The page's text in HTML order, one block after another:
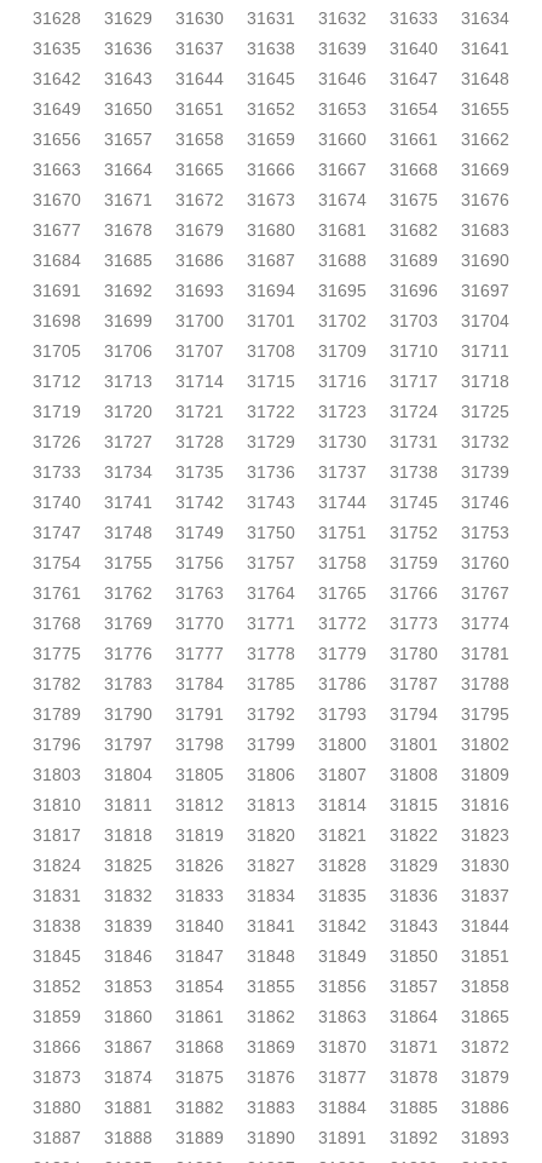
31628
31629 31630 31631 31632 31633
31634
31635
31636 31637 31638 31639 31640
31641
31642
31643 31644 31645 31646 31647
31648
31649
31650 31651 31652 31653 31654
31655
31656
31657 31658 31659 31660 31661
31662
31663
31664 31665 31666 31667 31668
31669
31670
31671 31672 31673 31674 31675
31676
31677
31678 31679 31680 31681 31682
31683
31684
31685 31686 31687 31688 31689
31690
31691
31692 31693 31694 31695 31696
31697
31698
31699 31700 31701 31702 31703
31704
31705
31706 31707 31708 31709 31710
31711
31712
31713 31714 31715 31716 31717
31718
31719
31720 31721 31722 31723 31724
31725
31726
31727 31728 31729 31730 31731
31732
31733
31734 31735 31736 31737 31738
31739
31740
31741 31742 31743 31744 31745
31746
31747
31748 31749 31750 31751 31752
31753
31754
31755 31756 31757 31758 31759
31760
31761
31762 31763 31764 31765 31766
31767
31768
31769 31770 31771 31772 31773
31774
31775
31776 31777 31778 31779 31780
31781
31782
31783 31784 31785 31786 31787
31788
31789
31790 31791 31792 31793 31794
31795
31796
31797 31798 31799 31800 31801
31802
31803
31804 31805 31806 31807 31808
31809
31810
31811 31812 31813 31814 31815
31816
31817
31818 31819 31820 31821 31822
31823
31824
31825 31826 31827 31828 31829
31830
31831
31832 31833 31834 31835 31836
31837
31838
31839 31840 31841 31842 31843
31844
31845
31846 31847 31848 31849 31850
31851
31852
31853 31854 31855 31856 31857
31858
31859
31860 31861 31862 31863 31864
31865
31866
31867 31868 31869 31870 31871
31872
31873
31874 31875 31876 31877 31878
31879
31880
31881 31882 31883 31884 31885
31886
31887
31888 31889 31890 31891 31892
31893